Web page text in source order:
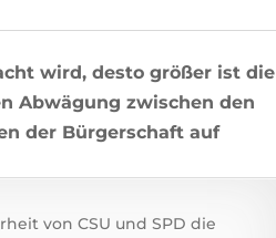
wird, desto größer ist die
Abwägung zwischen den
der Bürgerschaft auf
von CSU und SPD die